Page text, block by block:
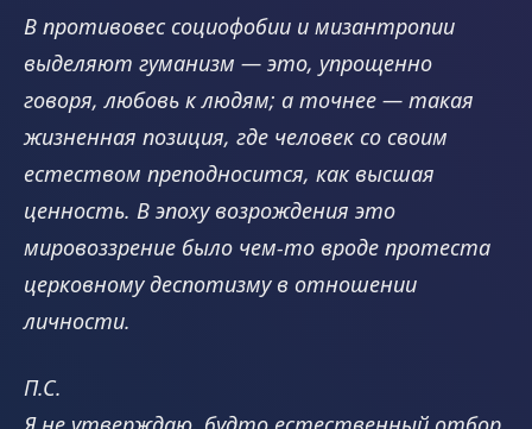
В противовес социофобии и мизантропии
выделяют гуманизм — это, упрощенно
говоря, любовь к людям; а точнее — такая
жизненная позиция, где человек со своим
естеством преподносится, как высшая
ценность. В эпоху возрождения это
мировоззрение было чем-то вроде протеста
церковному деспотизму в отношении
личности.
П.С.